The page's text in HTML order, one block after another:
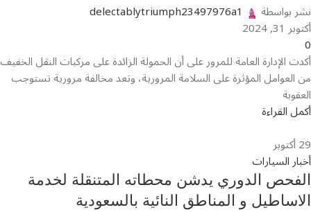
نشر بواسطة delectablytriumph23497976a1
أكتوبر 31, 2024
0
أكدت الإدارة العامة للمرور على أن الحمولة الزائدة على مركبات النقل الخفيف
من العوامل المؤثرة على السلامة المرورية، وتعد مخالفة مرورية تستوجب
العقوبة
أكمل القراءة
29أكتوبر
أخبار السيارات
الفحص الدوري يدشن محطاته المتنقلة لخدمة
الاساطيل و المناطق النائية بالسعودية